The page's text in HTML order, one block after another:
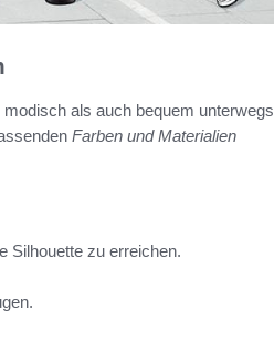
als auch bequem unterwegs
Farben und Materialien
Silhouette zu erreichen.